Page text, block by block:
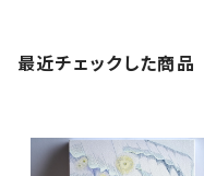
最近チェックした商品